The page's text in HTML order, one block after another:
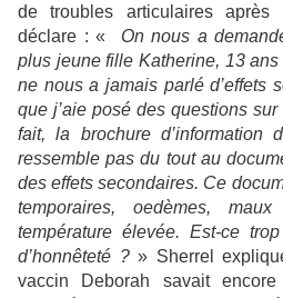
de troubles articulaires
déclare : « On nous a
plus jeune fille Katherine, 13 ans
ne nous a jamais parlé d’effets
que j’aie posé des questions
fait, la brochure d’information
ressemble pas du tout au
des effets secondaires. Ce
temporaires, oedèmes,
température élevée. Est-ce
d’honnêteté ?» Sherrel
vaccin Deborah savait